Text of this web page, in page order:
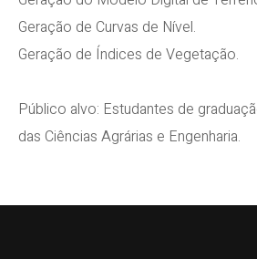
Geração de Curvas de Nível.
Geração de Índices de Vegetação.
Público alvo: Estudantes de
das Ciências Agrárias e Engenharia.